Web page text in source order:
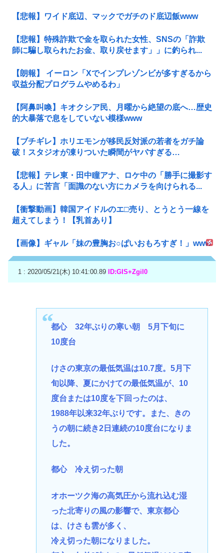
【悲報】ワイド底辺、マックでガチのド底辺飯www
【悲報】特殊詐欺で金を取られた女性、SNSの「詐欺
師に騙し取られたお金、取り戻せます」」に釣られ...
【朗報】 イーロン「Xでインプレゾンビが多すぎるから
収益分配プログラムやめるわ」
【阿鼻叫喚】キオクシア民、月曜から絶望の底へ…歴史
的大暴落で息をしていない模様www
【ブチギレ】ホリエモンが移民反対派の若者をガチ論
破！スタジオが凍りついた瞬間がヤバすぎる…
【悲報】テレ東・田中瞳アナ、ロケ中の「勝手に撮影す
る人」に苦言「面識のない方にカメラを向けられる...
【衝撃動画】韓国アイドルのエ□売り、とうとう一線を
超えてしまう！【乳首あり】
【画像】ギャル「妹の豊胸お○ぱいおもろすぎ！」www
1 : 2020/05/21(木) 10:41:00.89 ID:GIS+Zgil0
都心 32年ぶりの寒い朝 5月下旬に
10度台
けさの東京の最低気温は10.7度。5月下
旬以降、夏にかけての最低気温が、10
度台または10度を下回ったのは、
1988年以来32年ぶりです。また、きの
うの朝に続き2日連続の10度台になりま
した。
都心 冷え切った朝
オホーツク海の高気圧から流れ込む湿
った北寄りの風の影響で、東京都心
は、けさも雲が多く、
冷え切った朝になりました。